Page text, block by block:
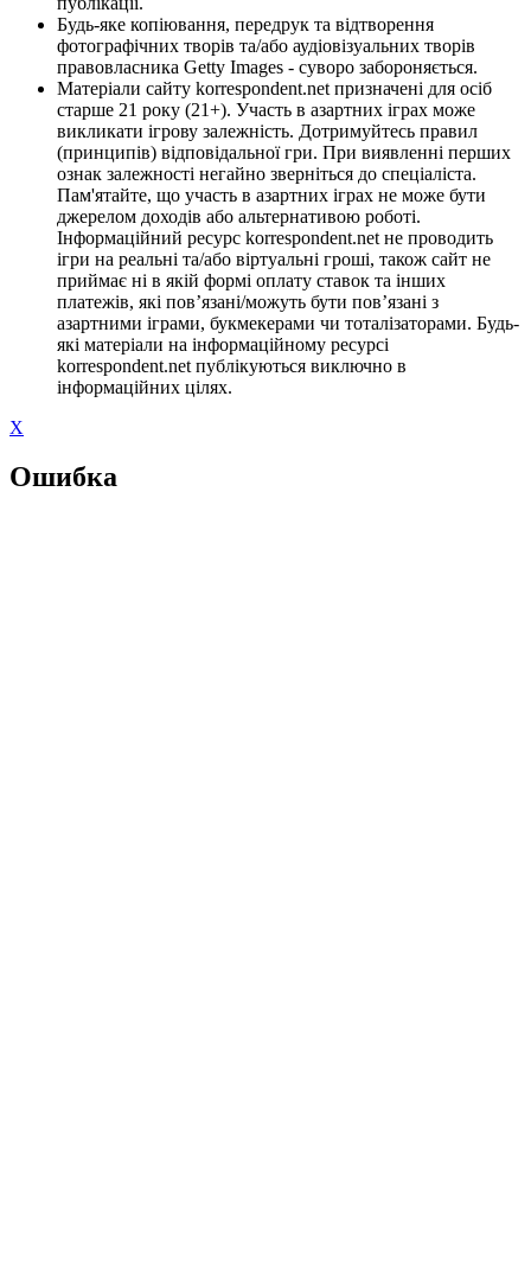
Будь-яке копіювання, передрук та відтворення
фотографічних творів та/або аудіовізуальних творів
правовласника Getty Images - суворо забороняється.
Матеріали сайту korrespondent.net призначені для осіб
старше 21 року (21+). Участь в азартних іграх може
викликати ігрову залежність. Дотримуйтесь правил
(принципів) відповідальної гри. При виявленні перших
ознак залежності негайно зверніться до спеціаліста.
Пам'ятайте, що участь в азартних іграх не може бути
джерелом доходів або альтернативою роботі.
Інформаційний ресурс korrespondent.net не проводить
ігри на реальні та/або віртуальні гроші, також сайт не
приймає ні в якій формі оплату ставок та інших
платежів, які пов’язані/можуть бути пов’язані з
азартними іграми, букмекерами чи тоталізаторами. Будь-
які матеріали на інформаційному ресурсі
korrespondent.net публікуються виключно в
інформаційних цілях.
X
Ошибка